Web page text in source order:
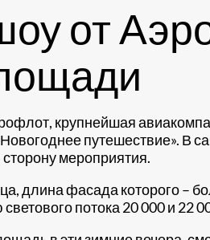
от
крупнейшая
путешествие». В
мероприятия.
длина фасада которого –
потока 20 000 и 22